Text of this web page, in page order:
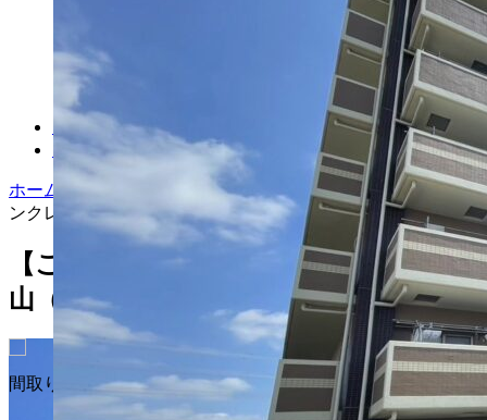
一戸建て賃貸
不動産売却相談
お問い合わせ
ホーム物件情報（売買） 売買（マンション） 【ご成約済】サ
ンクレイドル日野東平山（８階）
【ご成約済】サンクレイドル日野東平
山（８階）
間取り図